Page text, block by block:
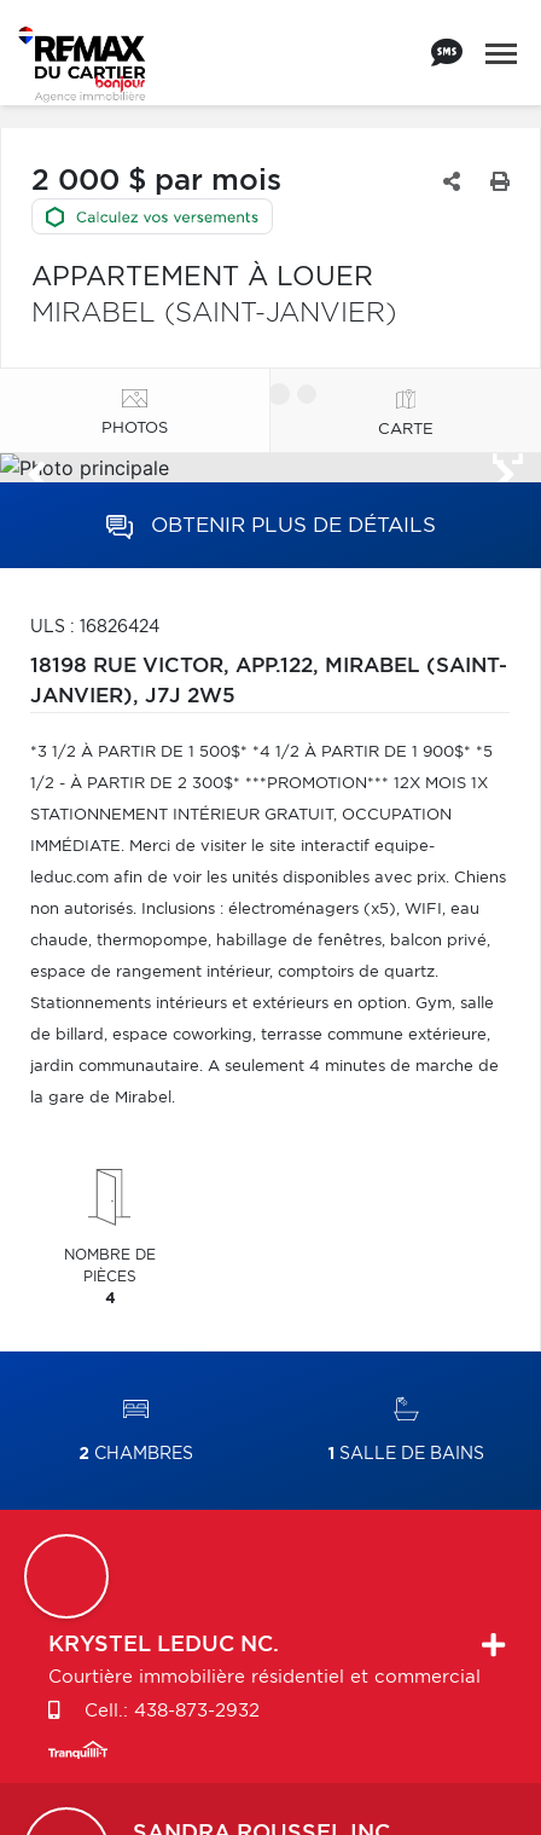
2 000 $ par mois
APPARTEMENT À LOUER
MIRABEL (SAINT-JANVIER)
PHOTOS CARTE
OBTENIR PLUS DE DÉTAILS
ULS : 16826424
18198 RUE VICTOR, APP.122, MIRABEL (SAINT-
JANVIER), J7J 2W5
*3 1/2 À PARTIR DE 1 500$* *4 1/2 À PARTIR DE 1 900$* *5
1/2 - À PARTIR DE 2 300$* ***PROMOTION*** 12X MOIS 1X
STATIONNEMENT INTÉRIEUR GRATUIT, OCCUPATION
IMMÉDIATE. Merci de visiter le site interactif equipe-
leduc.com afin de voir les unités disponibles avec prix. Chiens
non autorisés. Inclusions : électroménagers (x5), WIFI, eau
chaude, thermopompe, habillage de fenêtres, balcon privé,
espace de rangement intérieur, comptoirs de quartz.
Stationnements intérieurs et extérieurs en option. Gym, salle
de billard, espace coworking, terrasse commune extérieure,
jardin communautaire. A seulement 4 minutes de marche de
la gare de Mirabel.
NOMBRE DE
PIÈCES
4
2CHAMBRES 1 SALLE DE BAINS
KRYSTEL LEDUC NC.
Courtière immobilière résidentiel et commercial
Cell.: 438-873-2932